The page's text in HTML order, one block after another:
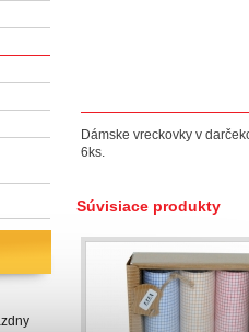
Dámske vreckovky v
6ks.
Súvisiace produkty